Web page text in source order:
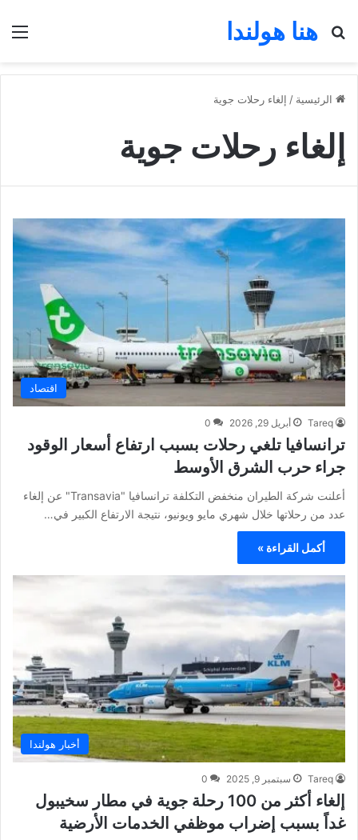
هنا هولندا
بحث عن
الرئيسية / إلغاء رحلات جوية
إلغاء رحلات جوية
اقتصاد
Tareq أبريل 29, 2026 0
ترانسافيا تلغي رحلات بسبب ارتفاع أسعار الوقود
جراء حرب الشرق الأوسط
أعلنت شركة الطيران منخفض التكلفة ترانسافيا "Transavia" عن إلغاء
عدد من رحلاتها خلال شهري مايو ويونيو، نتيجة الارتفاع الكبير في…
أكمل القراءة »
أخبار هولندا
Tareq سبتمبر 9, 2025 0
إلغاء أكثر من 100 رحلة جوية في مطار سخيبول
غداً بسبب إضراب موظفي الخدمات الأرضية